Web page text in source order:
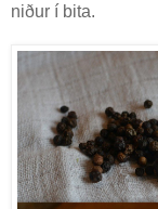
niður í bita.